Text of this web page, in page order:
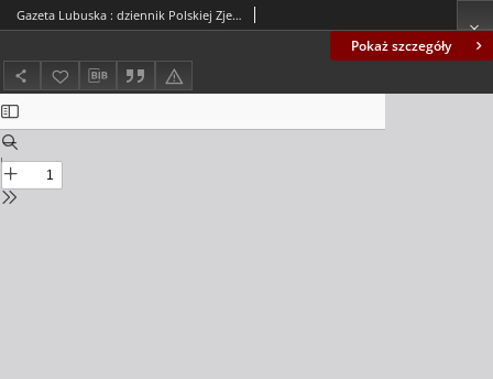
Pokaż szczegóły
Gazeta Lubuska : dziennik Polskiej Zjednoczonej Partii Robotniczej : Zielona Góra - Gorzów R. XXXIV Nr 269 (18 listopada 1986). - Wyd. 1